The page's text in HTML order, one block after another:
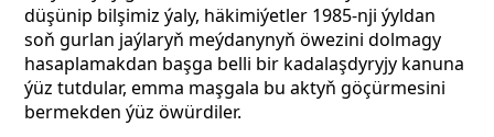
düşünip bilşimiz ýaly, häkimiýetler 1985-nji ýyldan
soň gurlan jaýlaryň meýdanynyň öwezini dolmagy
hasaplamakdan başga belli bir kadalaşdyryjy kanuna
ýüz tutdular, emma maşgala bu aktyň göçürmesini
bermekden ýüz öwürdiler.